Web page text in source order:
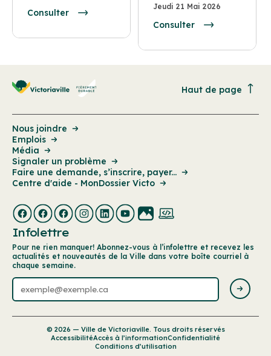
Consulter
Jeudi 21 Mai 2026
Consulter
Haut de page
Nous joindre
Emplois
Média
Signaler un problème
Faire une demande, s’inscrire, payer...
Centre d'aide - MonDossier Victo
Infolettre
Pour ne rien manquer! Abonnez-vous à l’infolettre et recevez les
actualités et nouveautés de la Ville dans votre boîte courriel à
chaque semaine.
© 2026 — Ville de Victoriaville. Tous droits réservés
AccessibilitéAccès à l’informationConfidentialité
Conditions d’utilisation